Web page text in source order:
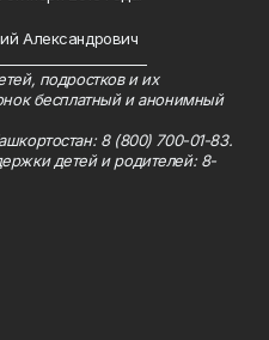
Александрович
подростков и их
бесплатный и анонимный
8 (800) 700-01-83.
детей и родителей: 8-